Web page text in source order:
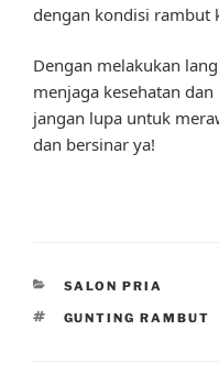
dengan kondisi rambut
Dengan melakukan
menjaga kesehatan
jangan lupa untuk
dan bersinar ya!
CATEGORIES
SALON PRIA
TAGS
GUNTING RAMBUT